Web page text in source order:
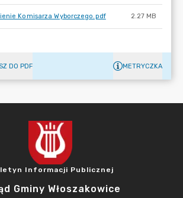
Komisarza Wyborczego.pdf 2.27 MB
DO PDF METRYCZKA
Informacji Publicznej
Gminy Włoszakowice